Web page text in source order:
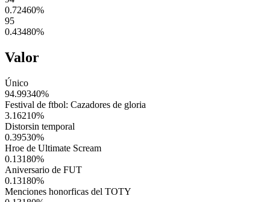
0.72460%
95
0.43480%
Valor
Único
94.99340%
Festival de ftbol: Cazadores de gloria
3.16210%
Distorsin temporal
0.39530%
Hroe de Ultimate Scream
0.13180%
Aniversario de FUT
0.13180%
Menciones honorficas del TOTY